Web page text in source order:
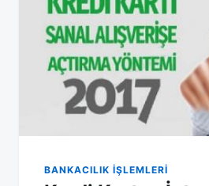
BANKACILIK IŞLEMLERI